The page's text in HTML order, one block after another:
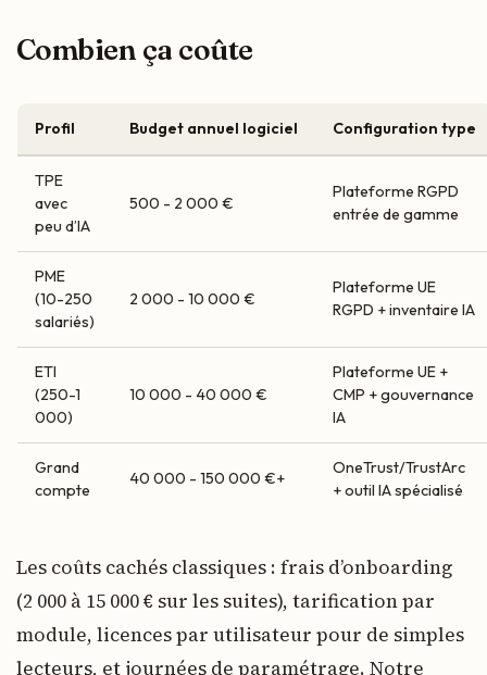
Combien ça coûte
Profil Budget annuel logiciel Configuration type
TPE
avec
peu d’IA
500 - 2 000 €
Plateforme RGPD
entrée de gamme
PME
(10-250
salariés)
2 000 - 10 000 €
Plateforme UE
RGPD + inventaire IA
ETI
(250-1
000)
10 000 - 40 000 €
Plateforme UE +
CMP + gouvernance
IA
Grand
compte
40 000 - 150 000 €+
OneTrust/TrustArc
+ outil IA spécialisé
Les coûts cachés classiques : frais d’onboarding
(2 000 à 15 000 € sur les suites), tarification par
module, licences par utilisateur pour de simples
lecteurs, et journées de paramétrage. Notre